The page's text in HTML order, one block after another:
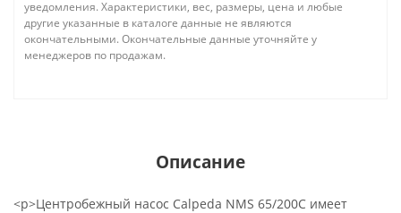
уведомления. Характеристики, вес, размеры, цена и любые
другие указанные в каталоге данные не являются
окончательными. Окончательные данные уточняйте у
менеджеров по продажам.
Описание
<p>Центробежный насос Calpeda NMS 65/200C имеет